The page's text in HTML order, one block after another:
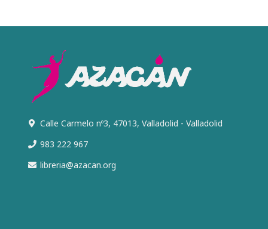
Calle Carmelo nº3, 47013, Valladolid - Valladolid
983 222 967
libreria@azacan.org